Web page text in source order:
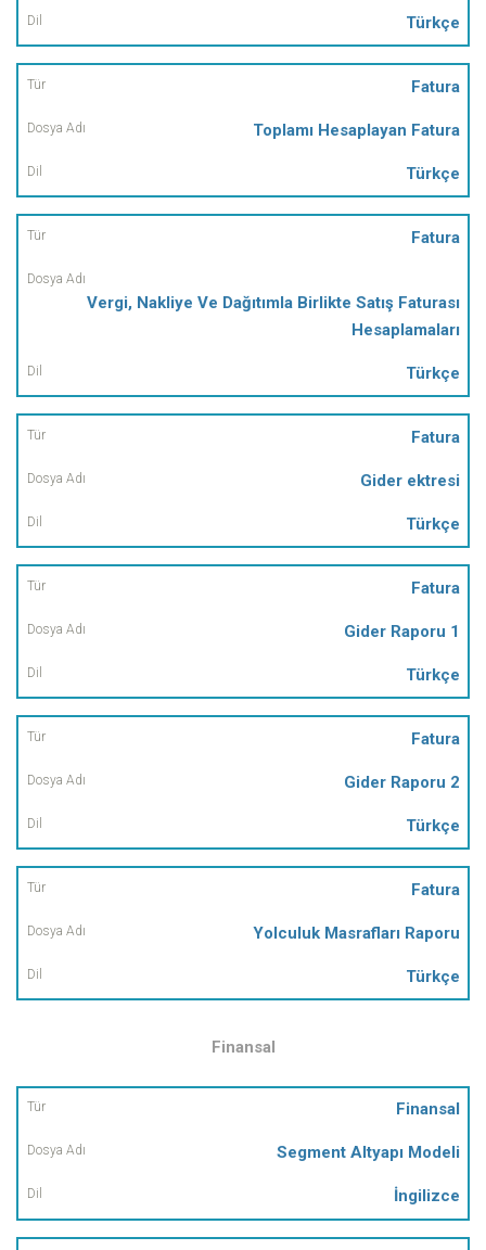
Türkçe
Fatura
Toplamı Hesaplayan Fatura
Türkçe
Fatura
Vergi, Nakliye Ve Dağıtımla Birlikte Satış Faturası
Hesaplamaları
Türkçe
Fatura
Gider ektresi
Türkçe
Fatura
Gider Raporu 1
Türkçe
Fatura
Gider Raporu 2
Türkçe
Fatura
Yolculuk Masrafları Raporu
Türkçe
Finansal
Tür
Dosya
Dil
Finansal
Segment Altyapı Modeli
İngilizce